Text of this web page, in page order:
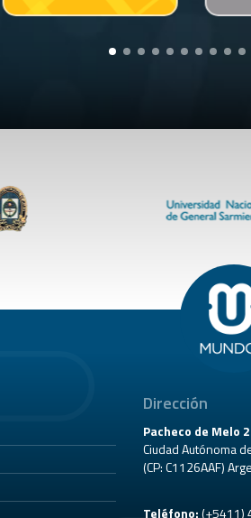
Dirección
Pacheco de Melo
Ciudad Autónoma
(CP: C1126AAF)
Teléfono:(+5411)